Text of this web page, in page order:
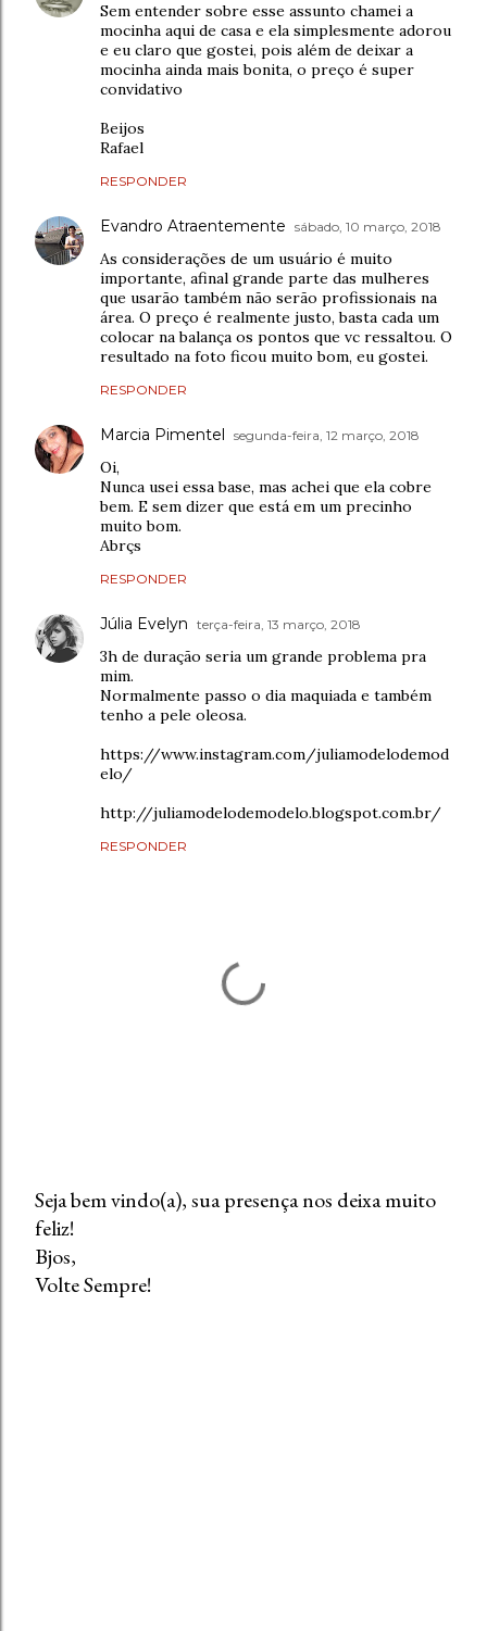
Sem entender sobre esse assunto chamei a
mocinha aqui de casa e ela simplesmente adorou
e eu claro que gostei, pois além de deixar a
mocinha ainda mais bonita, o preço é super
convidativo
Beijos
Rafael
RESPONDER
Evandro Atraentemente sábado, 10 março, 2018
As considerações de um usuário é muito
importante, afinal grande parte das mulheres
que usarão também não serão profissionais na
área. O preço é realmente justo, basta cada um
colocar na balança os pontos que vc ressaltou. O
resultado na foto ficou muito bom, eu gostei.
RESPONDER
Marcia Pimentel segunda-feira, 12 março, 2018
Oi,
Nunca usei essa base, mas achei que ela cobre
bem. E sem dizer que está em um precinho
muito bom.
Abrçs
RESPONDER
Júlia Evelyn terça-feira, 13 março, 2018
3h de duração seria um grande problema pra
mim.
Normalmente passo o dia maquiada e também
tenho a pele oleosa.
https://www.instagram.com/juliamodelodemod
elo/
http://juliamodelodemodelo.blogspot.com.br/
RESPONDER
P
o
s
Seja bem vindo(a), sua presença nos deixa muito
feliz!
Bjos,
Volte Sempre!